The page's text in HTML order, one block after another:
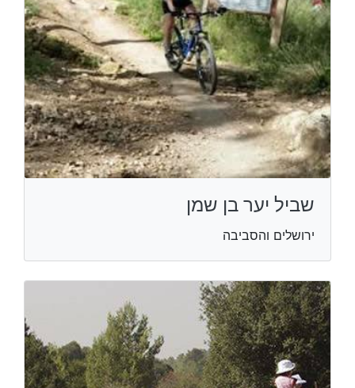
שביל יער בן שמן
ירושלים והסביבה